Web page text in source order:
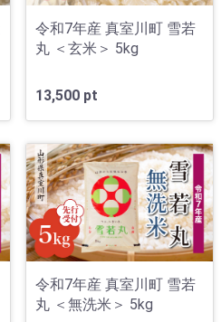
令和7年産 真室川町 雪若
丸 ＜玄米＞ 5kg
13,500 pt
令和7年産 真室川町 雪若
丸 ＜無洗米＞ 5kg